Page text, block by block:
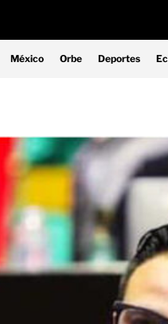
México Orbe Deportes